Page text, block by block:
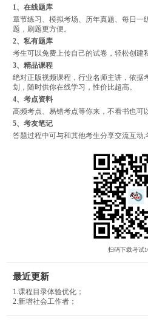
1、在线题库
章节练习、模拟考场、历年真题、每日一
题，刷题更方便。
2、私有题库
考生可以免费上传自己的试卷，轻松创建
3、精品课程
绝对正版视频课程，行业名师主讲，依据
划，随时供你在线学习，性价比超高。
4、考点资料
高频考点、易错考点等你来，不看书也可
5、考友笔记
答题过程中可与和其他考生分享交流互动,
扫码下载考试
最近更新
1.课程目录体验优化；
2.新增社会工作者；